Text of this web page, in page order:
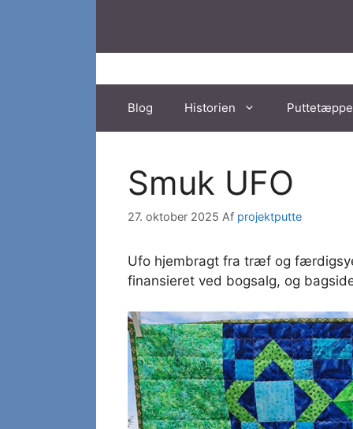
Blog Historien
Smuk UFO
27. oktober 2025 Af projektputte
Ufo hjembragt fra træf og
finansieret ved bogsalg, og